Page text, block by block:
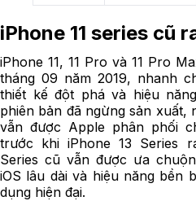
iPhone 11 series cũ
iPhone 11, 11 Pro và 11 Pro
tháng 09 năm 2019, nhanh
thiết kế đột phá và hiệu
phiên bản đã ngừng sản xuất,
vẫn được Apple phân phối
trước khi iPhone 13 Series
Series cũ vẫn được ưa
iOS lâu dài và hiệu năng bền
dụng hiện đại.